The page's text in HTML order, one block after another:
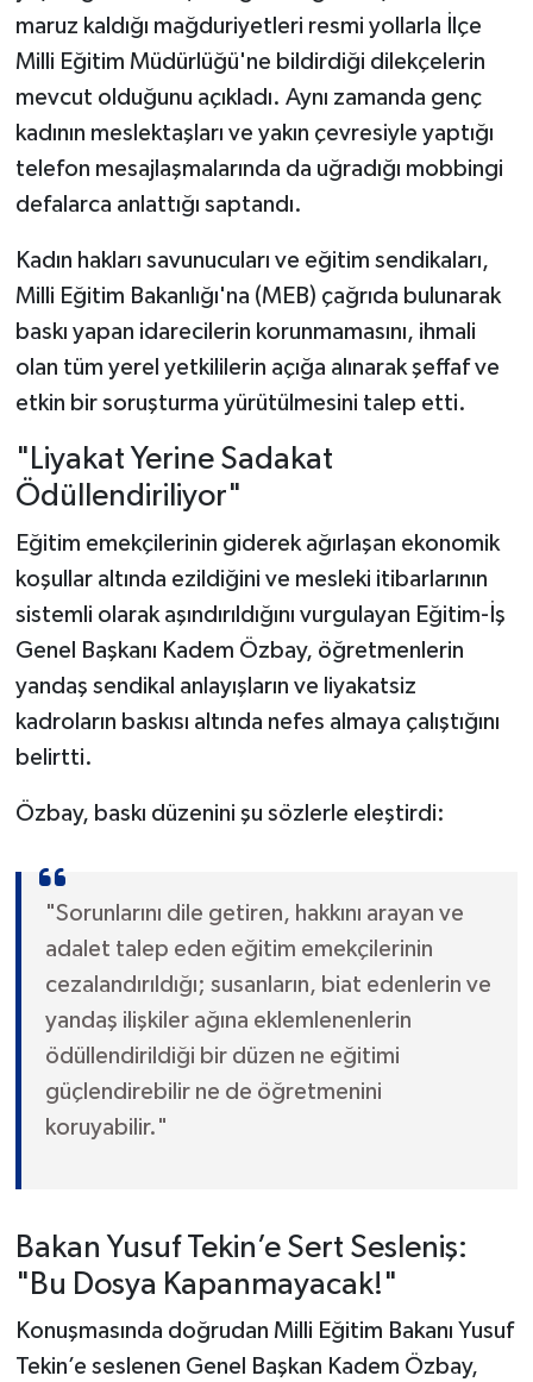
maruz kaldığı mağduriyetleri resmi yollarla İlçe
Milli Eğitim Müdürlüğü'ne bildirdiği dilekçelerin
mevcut olduğunu açıkladı. Aynı zamanda genç
kadının meslektaşları ve yakın çevresiyle yaptığı
telefon mesajlaşmalarında da uğradığı mobbingi
defalarca anlattığı saptandı.
Kadın hakları savunucuları ve eğitim sendikaları,
Milli Eğitim Bakanlığı'na (MEB) çağrıda bulunarak
baskı yapan idarecilerin korunmamasını, ihmali
olan tüm yerel yetkililerin açığa alınarak şeffaf ve
etkin bir soruşturma yürütülmesini talep etti.
"Liyakat Yerine Sadakat
Ödüllendiriliyor"
Eğitim emekçilerinin giderek ağırlaşan ekonomik
koşullar altında ezildiğini ve mesleki itibarlarının
sistemli olarak aşındırıldığını vurgulayan Eğitim-İş
Genel Başkanı Kadem Özbay, öğretmenlerin
yandaş sendikal anlayışların ve liyakatsiz
kadroların baskısı altında nefes almaya çalıştığını
belirtti.
Özbay, baskı düzenini şu sözlerle eleştirdi:
"Sorunlarını dile getiren, hakkını arayan ve
adalet talep eden eğitim emekçilerinin
cezalandırıldığı; susanların, biat edenlerin ve
yandaş ilişkiler ağına eklemlenenlerin
ödüllendirildiği bir düzen ne eğitimi
güçlendirebilir ne de öğretmenini
koruyabilir."
Bakan Yusuf Tekin’e Sert Sesleniş:
"Bu Dosya Kapanmayacak!"
Konuşmasında doğrudan Milli Eğitim Bakanı Yusuf
Tekin’e seslenen Genel Başkan Kadem Özbay,